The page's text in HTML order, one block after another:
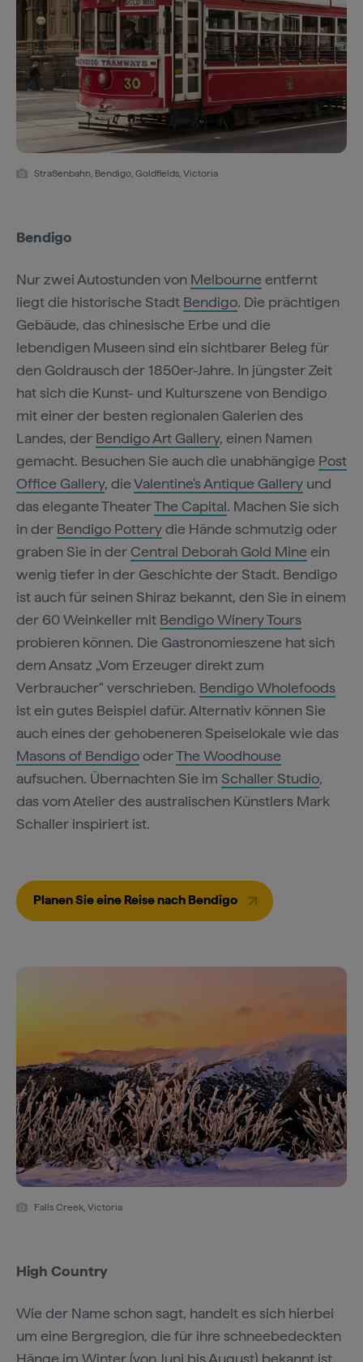
Straßenbahn, Bendigo, Goldfields, Victoria
Bendigo
Nur zwei Autostunden von Melbourne entfernt
liegt die historische Stadt Bendigo. Die prächtigen
Gebäude, das chinesische Erbe und die
lebendigen Museen sind ein sichtbarer Beleg für
den Goldrausch der 1850er-Jahre. In jüngster Zeit
hat sich die Kunst- und Kulturszene von Bendigo
mit einer der besten regionalen Galerien des
Landes, der Bendigo Art Gallery, einen Namen
gemacht. Besuchen Sie auch die unabhängige Post
Office Gallery, dieValentine's Antique Gallery und
das elegante TheaterThe Capital. Machen Sie sich
in der Bendigo Potterydie Hände schmutzig oder
graben Sie in der Central Deborah Gold Mine ein
wenig tiefer in der Geschichte der Stadt. Bendigo
ist auch für seinen Shiraz bekannt, den Sie in einem
der 60 Weinkeller mit Bendigo Winery Tours
probieren können. Die Gastronomieszene hat sich
dem Ansatz „Vom Erzeuger direkt zum
Verbraucher“ verschrieben. Bendigo Wholefoods
ist ein gutes Beispiel dafür. Alternativ können Sie
auch eines der gehobeneren Speiselokale wie das
Masons of BendigooderThe Woodhouse
aufsuchen. Übernachten Sie im Schaller Studio,
das vom Atelier des australischen Künstlers Mark
Schaller inspiriert ist.
Planen Sie eine Reise nach Bendigo
Falls Creek, Victoria
High Country
Wie der Name schon sagt, handelt es sich hierbei
um eine Bergregion, die für ihre schneebedeckten
Hänge im Winter (von Juni bis August) bekannt ist.